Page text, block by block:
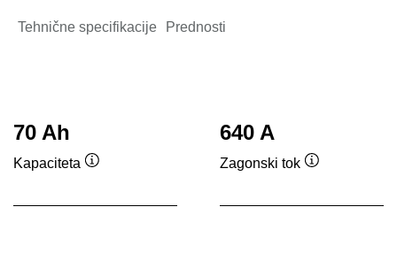
Tehnične specifikacije Prednosti
70 Ah
Kapaciteta
640 A
Zagonski tok